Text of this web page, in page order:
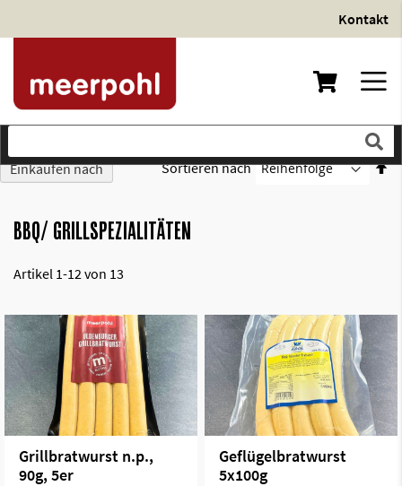
Kontakt
BBQ/ GRILLSPEZIALITÄTEN
Artikel 1-12von 13
Sortieren nach
In
Grillbratwurst n.p.,
90g, 5er
Geflügelbratwurst
5x100g
Einkaufen nach